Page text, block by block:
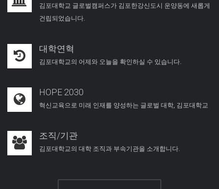
김포대학교 글로벌캠퍼스가 김포한강신도시 운양동에 새롭게
건립되었습니다.
대학연혁
김포대학교의 어제와 오늘을 확인하실 수 있습니다.
HOPE 2030
혁신교육으로 미래 인재를 양성하는 글로벌 대학, 김포대학교
조직/기관
김포대학교의 대학 조직과 부속기관을 소개합니다.